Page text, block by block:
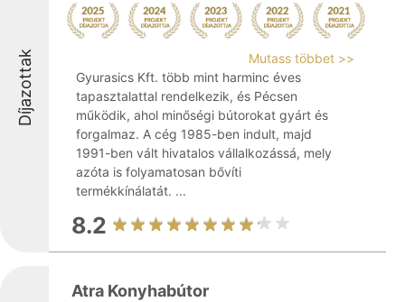
Díjazottak
Mutass többet >>
Gyurasics Kft. több mint harminc éves
tapasztalattal rendelkezik, és Pécsen
működik, ahol minőségi bútorokat gyárt és
forgalmaz. A cég 1985-ben indult, majd
1991-ben vált hivatalos vállalkozássá, mely
azóta is folyamatosan bővíti
termékkínálatát. ...
8.2
Atra Konyhabútor